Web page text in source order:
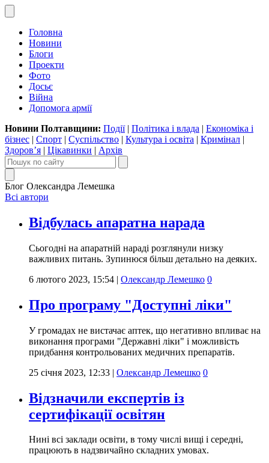
Головна
Новини
Блоги
Проекти
Фото
Досьє
Війна
Допомога армії
Новини Полтавщини: Події| Політика і влада | Економіка і
бізнес | Спорт | Суспільство | Культура і освіта | Кримінал |
Здоров’я | Цікавинки | Архів
Блог Олександра Лемешка
Всі автори
Відбулась апаратна нарада
Сьогодні на апаратній нараді розглянули низку
важливих питань. Зупинюся більш детально на деяких.
6 лютого 2023, 15:54 | Олександр Лемешко 0
Про програму "Доступні ліки"
У громадах не вистачає аптек, що негативно впливає на
виконання програми "Державні ліки" і можливість
придбання контрольованих медичних препаратів.
25 січня 2023, 12:33 | Олександр Лемешко 0
Відзначили експертів із
сертифікації освітян
Нині всі заклади освіти, в тому числі вищі і середні,
працюють в надзвичайно складних умовах.